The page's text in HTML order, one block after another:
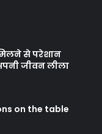
से परेशान
जीवन लीला
on the table